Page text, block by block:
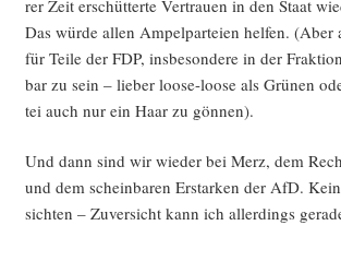
rer Zeit erschüt­ter­te Ver­trau­en in den Staat
Das wür­de allen Ampel­par­tei­en hel­fen. (Aber
für Tei­le der FDP, ins­be­son­de­re in der
bar zu sein – lie­ber loo­se-loo­se als Grü­nen
tei auch nur ein Haar zu gönnen).
Und dann sind wir wie­der bei Merz, dem
und dem schein­ba­ren Erstar­ken der AfD.
sich­ten – Zuver­sicht kann ich aller­dings